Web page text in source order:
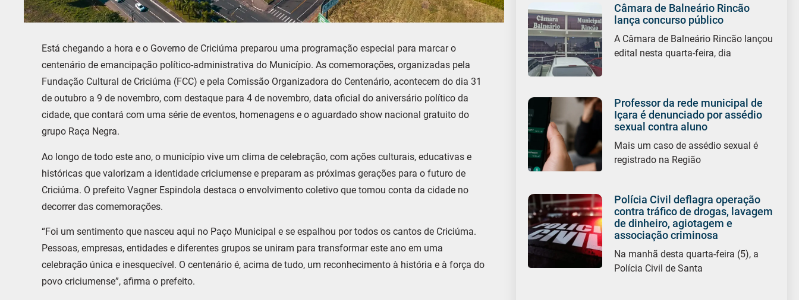
Está chegando a hora e o Governo de Criciúma preparou uma programação especial para marcar o
centenário de emancipação político-administrativa do Município. As comemorações, organizadas pela
Fundação Cultural de Criciúma (FCC) e pela Comissão Organizadora do Centenário, acontecem do dia 31
de outubro a 9 de novembro, com destaque para 4 de novembro, data oficial do aniversário político da
cidade, que contará com uma série de eventos, homenagens e o aguardado show nacional gratuito do
grupo Raça Negra.
Ao longo de todo este ano, o município vive um clima de celebração, com ações culturais, educativas e
históricas que valorizam a identidade criciumense e preparam as próximas gerações para o futuro de
Criciúma. O prefeito Vagner Espindola destaca o envolvimento coletivo que tomou conta da cidade no
decorrer das comemorações.
“Foi um sentimento que nasceu aqui no Paço Municipal e se espalhou por todos os cantos de Criciúma.
Pessoas, empresas, entidades e diferentes grupos se uniram para transformar este ano em uma
celebração única e inesquecível. O centenário é, acima de tudo, um reconhecimento à história e à força do
povo criciumense”, afirma o prefeito.
Câmara de Balneário Rincão
lança concurso público
A Câmara de Balneário Rincão lançou
edital nesta quarta-feira, dia
Professor da rede municipal de
Içara é denunciado por assédio
sexual contra aluno
Mais um caso de assédio sexual é
registrado na Região
Polícia Civil deflagra operação
contra tráfico de drogas, lavagem
de dinheiro, agiotagem e
associação criminosa
Na manhã desta quarta-feira (5), a
Polícia Civil de Santa